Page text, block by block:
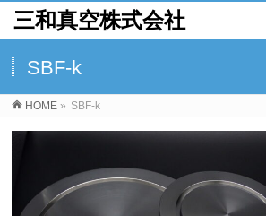
三和真空株式会社
SBF-k
HOME » SBF-k